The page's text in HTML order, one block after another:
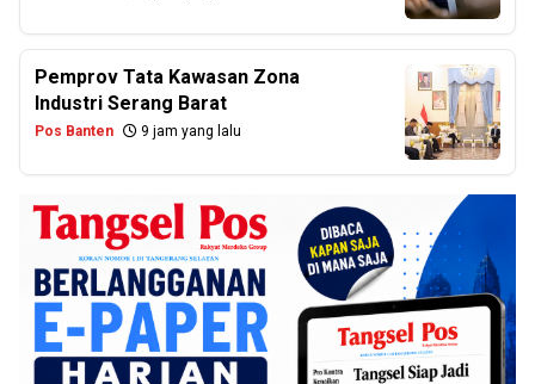
Pemprov Tata Kawasan Zona
Industri Serang Barat
Pos Banten 9 jam yang lalu